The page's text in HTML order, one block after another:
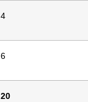
4
6
20